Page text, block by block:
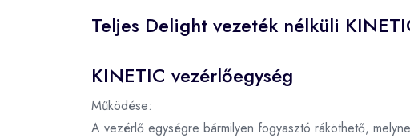
Teljes Delight vezeték nélküli
KINETIC vezérlőegység
Működése:
A vezérlő egységre bármilyen fogyasztó ráköthető,